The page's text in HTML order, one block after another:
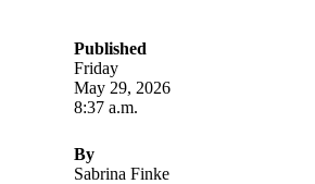
Published
Friday
May 29, 2026
8:37 a.m.
By
Sabrina Finke